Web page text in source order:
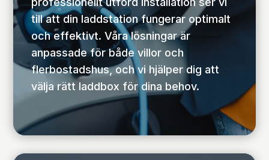
till att din laddstation fungerar optimalt
och effektivt. Våra lösningar är
anpassade för både villor och
flerbostadshus, och vi hjälper dig att
välja rätt laddbox för dina behov.